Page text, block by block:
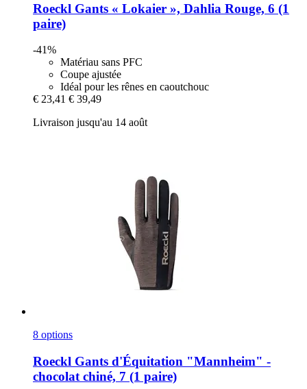
Roeckl Gants « Lokaier », Dahlia Rouge, 6 (1
paire)
-41%
Matériau sans PFC
Coupe ajustée
Idéal pour les rênes en caoutchouc
€ 23,41 € 39,49
Livraison jusqu'au 14 août
8 options
Roeckl Gants d'Équitation "Mannheim" -​
chocolat chiné, 7 (1 paire)